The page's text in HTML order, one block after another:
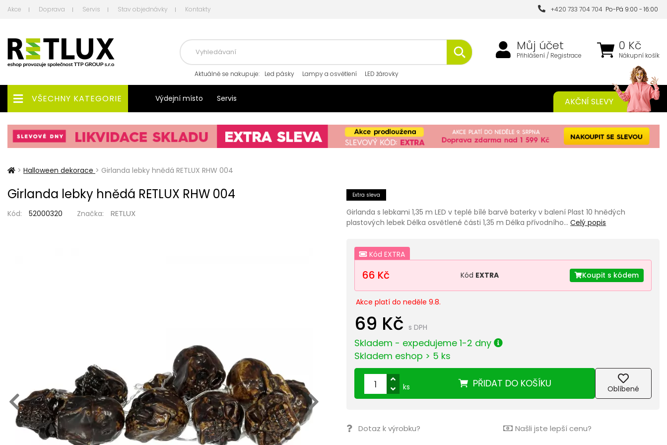
Akce Doprava Servis Stav objednávky Kontakty +420 733 704 704 Po-Pá 9:00 - 16:00
0 Kč
Nákupní košík
Můj účet
Přihlášení / Registrace
Aktuálně se nakupuje: Led pásky Lampy a osvětlení LED žárovky
VŠECHNY KATEGORIE Výdejní místo Servis AKČNÍ SLEVY
> Halloween dekorace > Girlanda lebky hnědá RETLUX RHW 004
Girlanda lebky hnědá RETLUX RHW 004
Kód: 52000320 Značka: RETLUX
Extra sleva
Girlanda s lebkami 1,35 m LED v teplé bílé barvě baterky v balení Plast 10 hnědých
plastových lebek Délka osvětlené části 1,35 m Délka přívodního…Celý popis
Kód EXTRA
66 Kč Kód EXTRA Koupit s kódem
Akce platí do neděle 9.8.
69 Kč s DPH
Skladem - expedujeme 1-2 dny
Skladem eshop > 5 ks
PŘIDAT DO KOŠÍKU
ks Oblíbené
Dotaz k výrobku? Našli jste lepší cenu?